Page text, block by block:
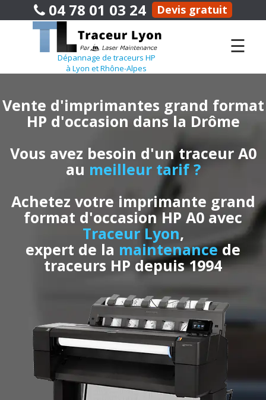
04 78 01 03 24 Devis gratuit
Dépannage de traceurs HP
à Lyon et Rhône-Alpes
☰
Vente d'imprimantes grand format
HP d'occasion dans la Drôme
Vous avez besoin d'un traceur A0
au meilleur tarif ?
Achetez votre imprimante grand
format d'occasion HP A0 avec
Traceur Lyon,
expert de la maintenancede
traceurs HP depuis 1994